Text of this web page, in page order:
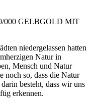
000 GELBGOLD MIT
niedergelassen hatten
Natur in
Mensch und Natur
noch so, dass die Natur
besteht, dass wir uns
erkennen.